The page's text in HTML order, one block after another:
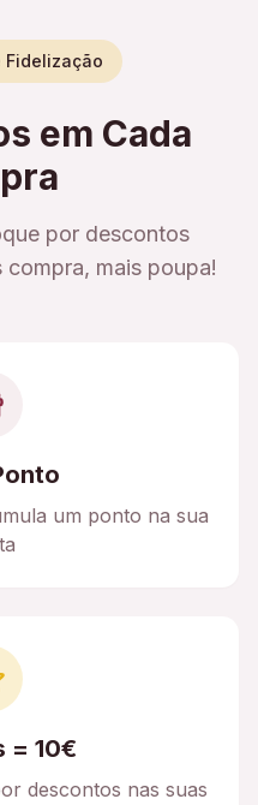
Fidelização
em Cada
por descontos
mais poupa!
um ponto na sua
= 10€
descontos nas suas